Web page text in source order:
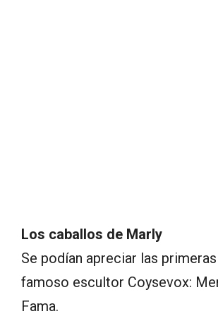
Los caballos de Marly
Se podían apreciar las
famoso escultor Coysevox:
Fama.